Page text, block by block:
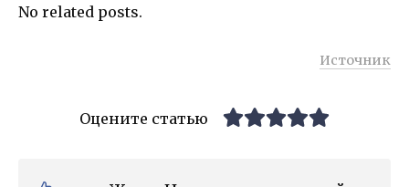
No related posts.
Источник
Оцените статью